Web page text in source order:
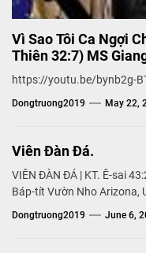
Vì Sao Tôi Ca Ngợi
Thiên 32:7) MS
https://youtu.be/bynb2g-
Dongtruong2019 May 22,
Viên Đàn Đá.
VIÊN ĐÀN ĐÁ | KT. Ê-sai
Báp-tít Vườn Nho Arizona,
Dongtruong2019 June 6,